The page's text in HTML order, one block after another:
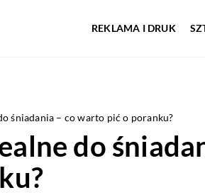
REKLAMA I DRUK
śniadania – co warto pić o poranku?
do